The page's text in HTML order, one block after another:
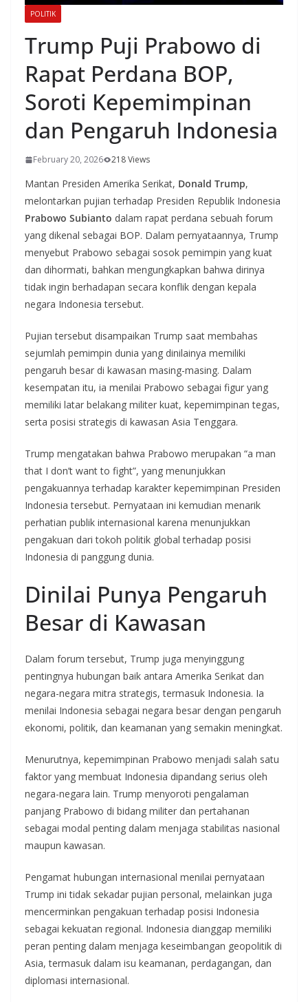
POLITIK
Trump Puji Prabowo di
Rapat Perdana BOP,
Soroti Kepemimpinan
dan Pengaruh Indonesia
February 20, 2026 218 Views
Mantan Presiden Amerika Serikat, Donald Trump,
melontarkan pujian terhadap Presiden Republik Indonesia
Prabowo Subianto dalam rapat perdana sebuah forum
yang dikenal sebagai BOP. Dalam pernyataannya, Trump
menyebut Prabowo sebagai sosok pemimpin yang kuat
dan dihormati, bahkan mengungkapkan bahwa dirinya
tidak ingin berhadapan secara konflik dengan kepala
negara Indonesia tersebut.
Pujian tersebut disampaikan Trump saat membahas
sejumlah pemimpin dunia yang dinilainya memiliki
pengaruh besar di kawasan masing-masing. Dalam
kesempatan itu, ia menilai Prabowo sebagai figur yang
memiliki latar belakang militer kuat, kepemimpinan tegas,
serta posisi strategis di kawasan Asia Tenggara.
Trump mengatakan bahwa Prabowo merupakan “a man
that I don’t want to fight”, yang menunjukkan
pengakuannya terhadap karakter kepemimpinan Presiden
Indonesia tersebut. Pernyataan ini kemudian menarik
perhatian publik internasional karena menunjukkan
pengakuan dari tokoh politik global terhadap posisi
Indonesia di panggung dunia.
Dinilai Punya Pengaruh
Besar di Kawasan
Dalam forum tersebut, Trump juga menyinggung
pentingnya hubungan baik antara Amerika Serikat dan
negara-negara mitra strategis, termasuk Indonesia. Ia
menilai Indonesia sebagai negara besar dengan pengaruh
ekonomi, politik, dan keamanan yang semakin meningkat.
Menurutnya, kepemimpinan Prabowo menjadi salah satu
faktor yang membuat Indonesia dipandang serius oleh
negara-negara lain. Trump menyoroti pengalaman
panjang Prabowo di bidang militer dan pertahanan
sebagai modal penting dalam menjaga stabilitas nasional
maupun kawasan.
Pengamat hubungan internasional menilai pernyataan
Trump ini tidak sekadar pujian personal, melainkan juga
mencerminkan pengakuan terhadap posisi Indonesia
sebagai kekuatan regional. Indonesia dianggap memiliki
peran penting dalam menjaga keseimbangan geopolitik di
Asia, termasuk dalam isu keamanan, perdagangan, dan
diplomasi internasional.